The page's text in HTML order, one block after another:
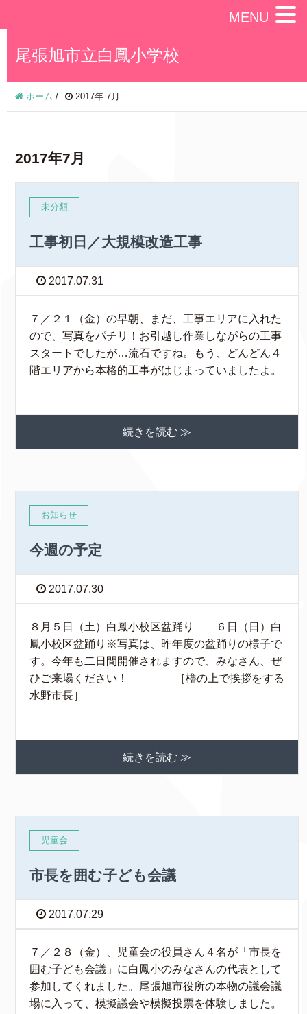
尾張旭市立白鳳小学校
ホーム / 2017年 7月
2017年7月
未分類
工事初日／大規模改造工事
2017.07.31
７／２１（金）の早朝、まだ、工事エリアに入れた
ので、写真をパチリ！お引越し作業しながらの工事
スタートでしたが…流石ですね。もう、どんどん４
階エリアから本格的工事がはじまっていましたよ。
続きを読む ≫
お知らせ
今週の予定
2017.07.30
８月５日（土）白鳳小校区盆踊り ６日（日）白
鳳小校区盆踊り※写真は、昨年度の盆踊りの様子で
す。今年も二日間開催されますので、みなさん、ぜ
ひご来場ください！ ［櫓の上で挨拶をする
水野市長］
続きを読む ≫
児童会
市長を囲む子ども会議
2017.07.29
７／２８（金）、児童会の役員さん４名が「市長を
囲む子ども会議」に白鳳小のみなさんの代表として
参加してくれました。尾張旭市役所の本物の議会議
場に入って、模擬議会や模擬投票を体験しました。
MENU